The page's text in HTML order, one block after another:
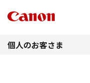
個人のお客さま